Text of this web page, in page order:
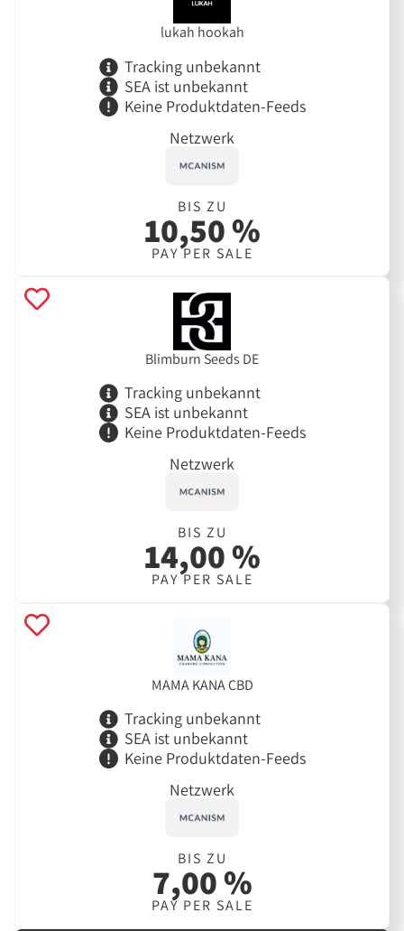
lukah hookah
Tracking unbekannt
SEA ist unbekannt
Keine Produktdaten-Feeds
Netzwerk
BIS ZU
10,50 %
PAY PER SALE
Blimburn Seeds DE
Tracking unbekannt
SEA ist unbekannt
Keine Produktdaten-Feeds
Netzwerk
BIS ZU
14,00 %
PAY PER SALE
MAMA KANA CBD
Tracking unbekannt
SEA ist unbekannt
Keine Produktdaten-Feeds
Netzwerk
BIS ZU
7,00 %
PAY PER SALE